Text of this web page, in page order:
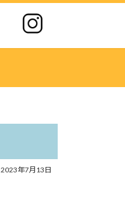
最
2023年7月13日